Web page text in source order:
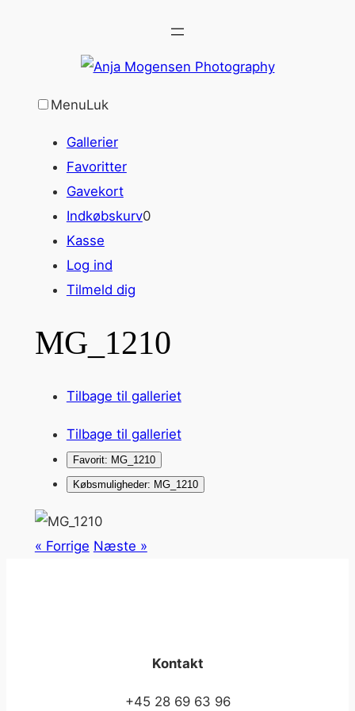
MenuLuk
Gallerier
Favoritter
Gavekort
Indkøbskurv0
Kasse
Log ind
Tilmeld dig
MG_1210
Tilbage til galleriet
Tilbage til galleriet
Favorit: MG_1210
Købsmuligheder: MG_1210
« Forrige Næste »
Kontakt
+45 28 69 63 96